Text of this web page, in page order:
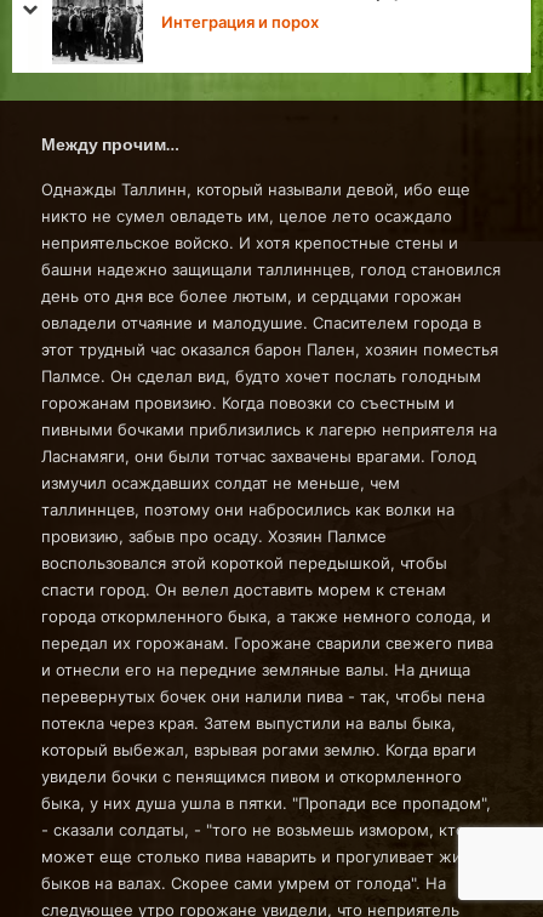
средние века
Хроники Таллина
prev
next
Между прочим…
Однажды Таллинн, который называли девой, ибо еще
никто не сумел овладеть им, целое лето осаждало
неприятельское войско. И хотя крепостные стены и
башни надежно защищали таллиннцев, голод становился
день ото дня все более лютым, и сердцами горожан
овладели отчаяние и малодушие. Спасителем города в
этот трудный час оказался барон Пален, хозяин поместья
Палмсе. Он сделал вид, будто хочет послать голодным
горожанам провизию. Когда повозки со съестным и
пивными бочками приблизились к лагерю неприятеля на
Ласнамяги, они были тотчас захвачены врагами. Голод
измучил осаждавших солдат не меньше, чем
таллиннцев, поэтому они набросились как волки на
провизию, забыв про осаду. Хозяин Палмсе
воспользовался этой короткой передышкой, чтобы
спасти город. Он велел доставить морем к стенам
города откормленного быка, а также немного солода, и
передал их горожанам. Горожане сварили свежего пива
и отнесли его на передние земляные валы. На днища
перевернутых бочек они налили пива - так, чтобы пена
потекла через края. Затем выпустили на валы быка,
который выбежал, взрывая рогами землю. Когда враги
увидели бочки с пенящимся пивом и откормленного
быка, у них душа ушла в пятки. "Пропади все пропадом",
- сказали солдаты, - "того не возьмешь измором, кто
может еще столько пива наварить и прогуливает жирных
быков на валах. Скорее сами умрем от голода". На
следующее утро горожане увидели, что неприятель